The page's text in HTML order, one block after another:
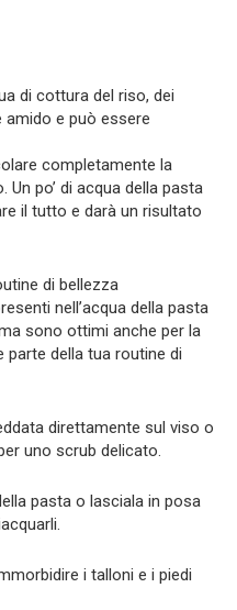
di cottura del riso, dei
e può essere
completamente la
Un po’ di acqua della pasta
il tutto e darà un risultato
di bellezza
nell’acqua della pasta
sono ottimi anche per la
parte della tua routine di
direttamente sul viso o
uno scrub delicato.
pasta o lasciala in posa
i talloni e i piedi